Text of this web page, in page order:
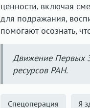
ценности, включая
для подражания,
помогают осознать,
Движение Первых
ресурсов РАН.
Спецоперация Я